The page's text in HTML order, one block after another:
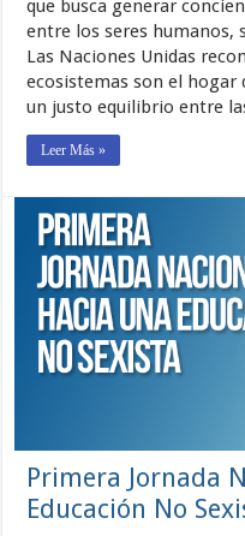
que busca generar
entre los seres humanos,
Las Naciones Unidas
ecosistemas son el hogar
un justo equilibrio entre
Leer Más »
Primera Jornada
Educación No